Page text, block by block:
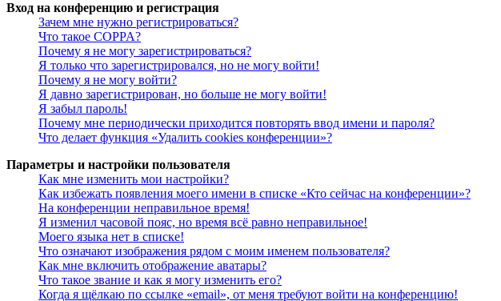
Вход на конференцию и регистрация
Зачем мне нужно регистрироваться?
Что такое COPPA?
Почему я не могу зарегистрироваться?
Я только что зарегистрировался, но не могу войти!
Почему я не могу войти?
Я давно зарегистрирован, но больше не могу войти!
Я забыл пароль!
Почему мне периодически приходится повторять ввод имени и пароля?
Что делает функция «Удалить cookies конференции»?
Параметры и настройки пользователя
Как мне изменить мои настройки?
Как избежать появления моего имени в списке «Кто сейчас на конференции»?
На конференции неправильное время!
Я изменил часовой пояс, но время всё равно неправильное!
Моего языка нет в списке!
Что означают изображения рядом с моим именем пользователя?
Как мне включить отображение аватары?
Что такое звание и как я могу изменить его?
Когда я щёлкаю по ссылке «email», от меня требуют войти на конференцию!